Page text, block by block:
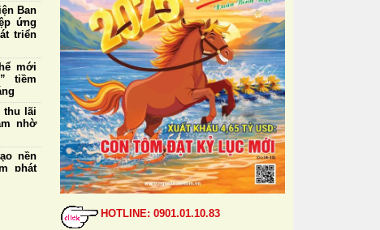
Ban
ứng
triển
mới
tiềm
thu lãi
nhờ
nền
phát
HOTLINE: 0901.01.10.83